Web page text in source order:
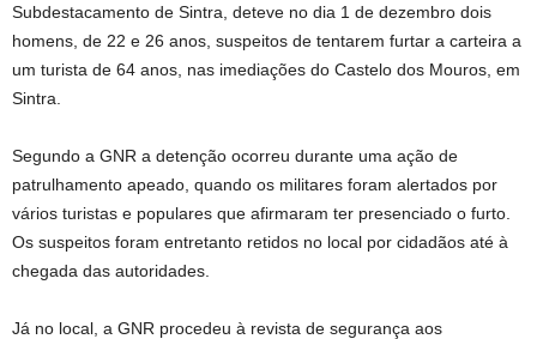
Subdestacamento de Sintra, deteve no dia 1 de dezembro dois
homens, de 22 e 26 anos, suspeitos de tentarem furtar a carteira a
um turista de 64 anos, nas imediações do Castelo dos Mouros, em
Sintra.
Segundo a GNR a detenção ocorreu durante uma ação de
patrulhamento apeado, quando os militares foram alertados por
vários turistas e populares que afirmaram ter presenciado o furto.
Os suspeitos foram entretanto retidos no local por cidadãos até à
chegada das autoridades.
Já no local, a GNR procedeu à revista de segurança aos